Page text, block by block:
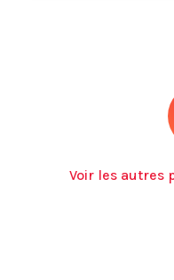
Voir les autres